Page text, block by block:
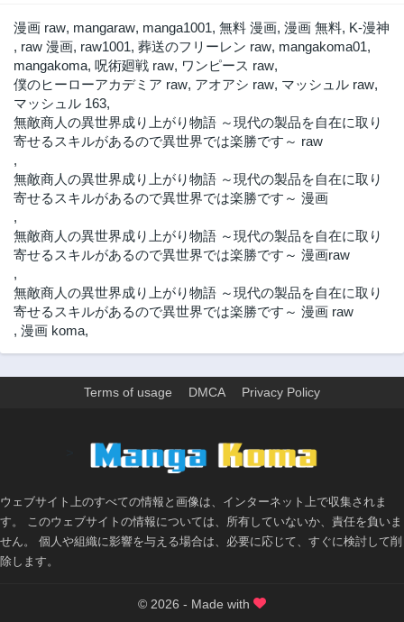
第14.5話
3年前
第14話
3年前
第13話
3年前
第12話
第11.5話
3年前
第11話
3年前
第10話
3年前
第9.5話
3年前
3年前 3年前
3年前 3年前
第5話
3年前
第4話
第2話
第1話
3年前
漫画 raw, mangaraw, manga1001, 無料 漫画, 漫画 無料, K-漫神
, raw 漫画, raw1001, 葬送のフリーレン raw, mangakoma01,
mangakoma, 呪術廻戦 raw, ワンピース raw,
僕のヒーローアカデミア raw, アオアシ raw, マッシュル raw,
マッシュル 163,
無敵商人の異世界成り上がり物語 ～現代の製品を自在に取り
寄せるスキルがあるので異世界では楽勝です～ raw
,
無敵商人の異世界成り上がり物語 ～現代の製品を自在に取り
寄せるスキルがあるので異世界では楽勝です～ 漫画
,
無敵商人の異世界成り上がり物語 ～現代の製品を自在に取り
寄せるスキルがあるので異世界では楽勝です～ 漫画raw
,
無敵商人の異世界成り上がり物語 ～現代の製品を自在に取り
寄せるスキルがあるので異世界では楽勝です～ 漫画 raw
, 漫画 koma,
Terms of usage DMCA Privacy Policy
ウェブサイト上のすべての情報と画像は、インターネット上で収集されま
す。 このウェブサイトの情報については、所有していないか、責任を負いま
せん。 個人や組織に影響を与える場合は、必要に応じて、すぐに検討して削
除します。
© 2026 - Made with